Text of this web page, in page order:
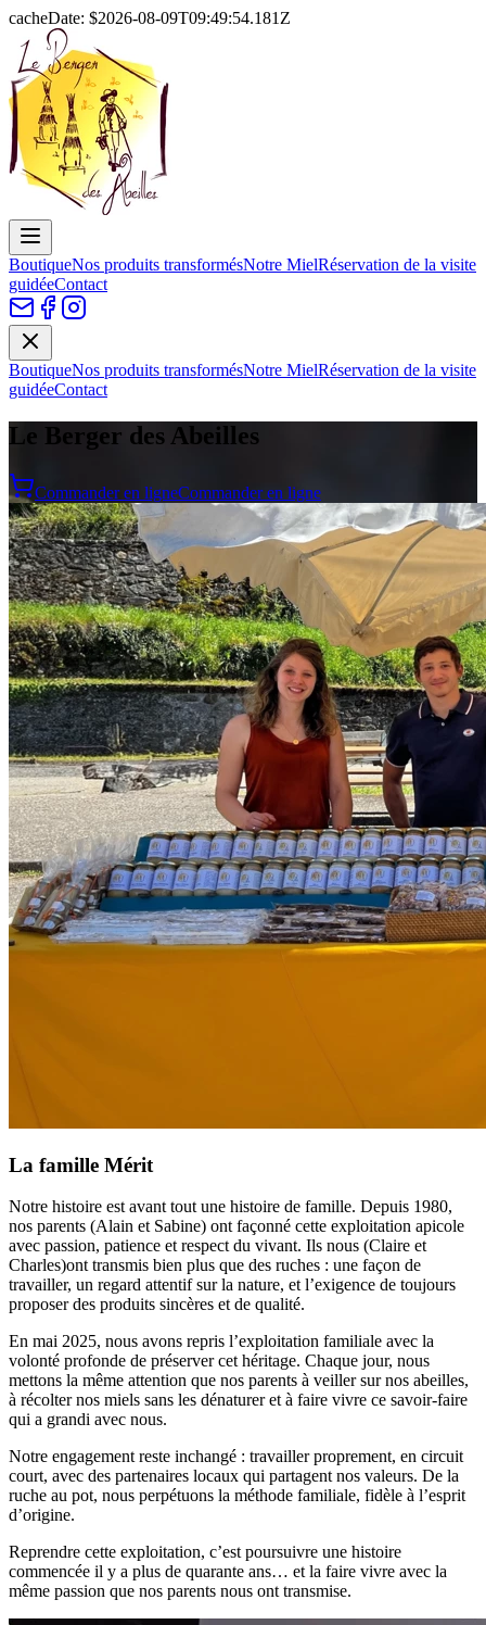
cacheDate: $2026-08-09T09:49:54.181Z
BoutiqueNos produits transformésNotre MielRéservation de la visite
guidéeContact
BoutiqueNos produits transformésNotre MielRéservation de la visite
guidéeContact
Le Berger des Abeilles
Commander en ligneCommander en ligne
La famille Mérit
Notre histoire est avant tout une histoire de famille. Depuis 1980,
nos parents (Alain et Sabine) ont façonné cette exploitation apicole
avec passion, patience et respect du vivant. Ils nous (Claire et
Charles)ont transmis bien plus que des ruches : une façon de
travailler, un regard attentif sur la nature, et l’exigence de toujours
proposer des produits sincères et de qualité.
En mai 2025, nous avons repris l’exploitation familiale avec la
volonté profonde de préserver cet héritage. Chaque jour, nous
mettons la même attention que nos parents à veiller sur nos abeilles,
à récolter nos miels sans les dénaturer et à faire vivre ce savoir-faire
qui a grandi avec nous.
Notre engagement reste inchangé : travailler proprement, en circuit
court, avec des partenaires locaux qui partagent nos valeurs. De la
ruche au pot, nous perpétuons la méthode familiale, fidèle à l’esprit
d’origine.
Reprendre cette exploitation, c’est poursuivre une histoire
commencée il y a plus de quarante ans… et la faire vivre avec la
même passion que nos parents nous ont transmise.